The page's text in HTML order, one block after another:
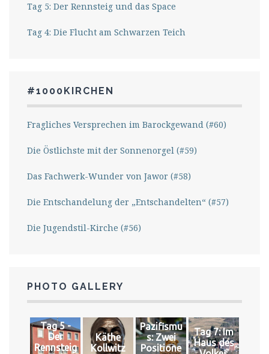
Tag 5: Der Rennsteig und das Space
Tag 4: Die Flucht am Schwarzen Teich
#1000KIRCHEN
Fragliches Versprechen im Barockgewand (#60)
Die Östlichste mit der Sonnenorgel (#59)
Das Fachwerk-Wunder von Jawor (#58)
Die Entschandelung der „Entschandelten“ (#57)
Die Jugendstil-Kirche (#56)
PHOTO GALLERY
Tag 5 -
Der
Rennsteig
Käthe
Kollwitz
Pazifismu
s: Zwei
Positione
Tag 7: Im
Haus des